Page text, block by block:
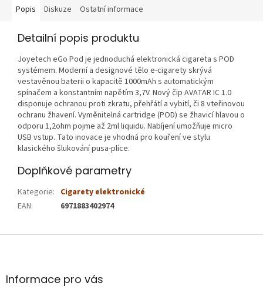
Popis Diskuze Ostatní informace
Detailní popis produktu
Joyetech eGo Pod je jednoduchá elektronická cigareta s POD
systémem. Moderní a designové tělo e-cigarety skrývá
vestavěnou baterii o kapacitě 1000mAh s automatickým
spínačem a konstantním napětím 3,7V. Nový čip AVATAR IC 1.0
disponuje ochranou proti zkratu, přehřátí a vybití, či 8 vteřinovou
ochranu žhavení. Vyměnitelná cartridge (POD) se žhavicí hlavou o
odporu 1,2ohm pojme až 2ml liquidu. Nabíjení umožňuje micro
USB vstup. Tato inovace je vhodná pro kouření ve stylu
klasického šlukování pusa-plíce.
Doplňkové parametry
Kategorie: Cigarety elektronické
EAN: 6971883402974
Z
aInformace pro vás